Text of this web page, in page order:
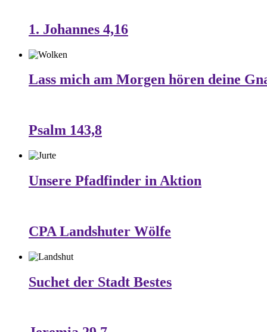
1. Johannes 4,16
Lass mich am Morgen hören deine
Psalm 143,8
Unsere Pfadfinder in Aktion
CPA Landshuter Wölfe
Suchet der Stadt Bestes